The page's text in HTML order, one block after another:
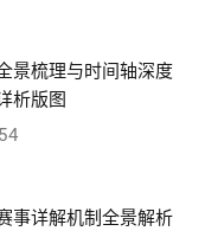
景梳理与时间轴深度
析版图
事详解机制全景解析